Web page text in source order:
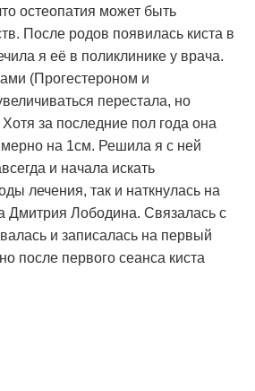
остеопатия может быть
После родов появилась киста в
я её в поликлинике у врача.
(Прогестероном и
перестала, но
за последние пол года она
на 1см. Решила я с ней
и начала искать
лечения, так и наткнулась на
Дмитрия Лободина. Связалась с
и записалась на первый
после первого сеанса киста
посещать сеансы по назначению
она полностью рассосалась.
не понимаю. То чего
за полтора года, смог
такой небольшой срок. Врач в